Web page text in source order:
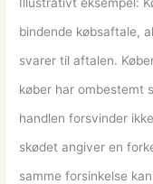
bindende købsaftale,
svarer til aftalen.
køber har ombestemt
handlen forsvinder
skødet angiver en
samme forsinkelse